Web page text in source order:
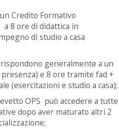
Credito Formativo
8 ore di didattica in
di studio a casa
generalmente a un
e 8 ore tramite fad +
(esercitazioni e studio a casa);
OPS può accedere a tutte
dopo aver maturato altri 2